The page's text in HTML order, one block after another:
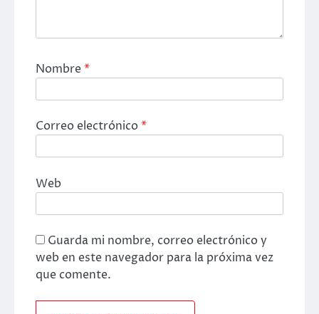
Nombre*
Correo electrónico*
Web
Guarda mi nombre, correo electrónico y
web en este navegador para la próxima vez
que comente.